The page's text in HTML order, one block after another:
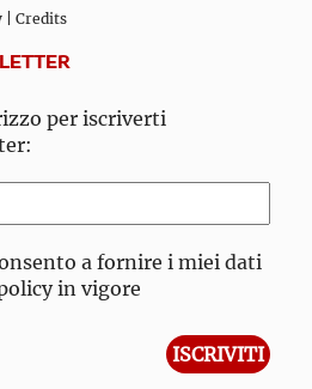
Credits
per iscriverti
a fornire i miei dati
in vigore